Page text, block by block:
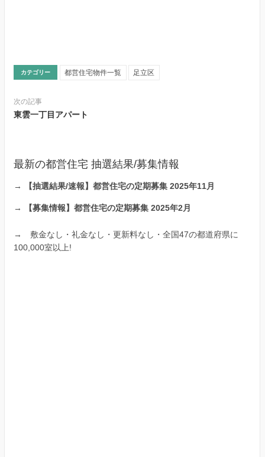
カテゴリー 都営住宅物件一覧 足立区
次の記事
東雲一丁目アパート
最新の都営住宅 抽選結果/募集情報
→ 【抽選結果/速報】都営住宅の定期募集 2025年11月
→ 【募集情報】都営住宅の定期募集 2025年2月
→ 敷金なし・礼金なし・更新料なし・全国47の都道府県に
100,000室以上!